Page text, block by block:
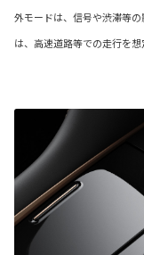
外モードは、信号や渋滞等
は、高速道路等での走行を想